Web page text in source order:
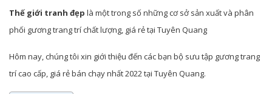
Thế giới tranh đẹp là một trong số những cơ sở sản xuất và phân
phối gương trang trí chất lượng, giá rẻ tại Tuyên Quang
Hôm nay, chúng tôi xin giới thiệu đến các bạn bộ sưu tập gương trang
trí cao cấp, giá rẻ bán chạy nhất 2022 tại Tuyên Quang.